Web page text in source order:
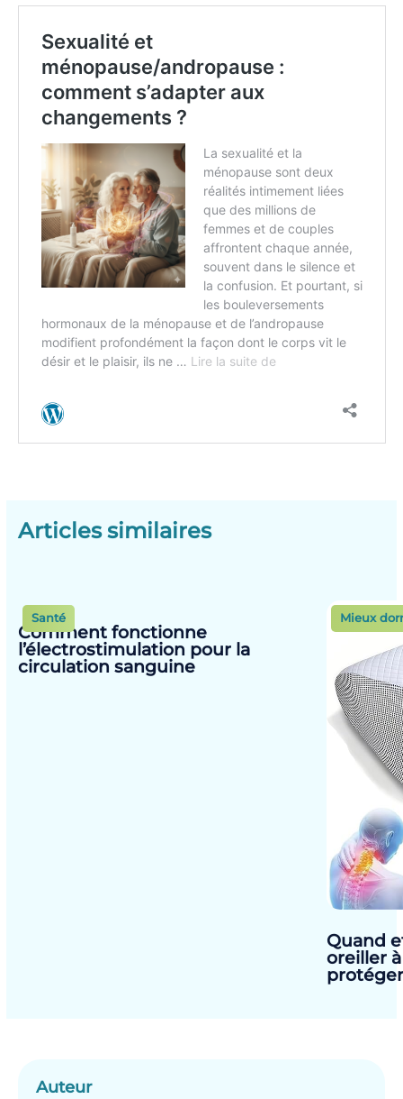
Articles similaires
Comment fonctionne
l’électrostimulation pour la
circulation sanguine
Santé
Quand
oreiller
Mieux
Auteur